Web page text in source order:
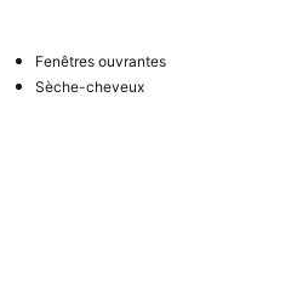
Fenêtres ouvrantes
Sèche-cheveux